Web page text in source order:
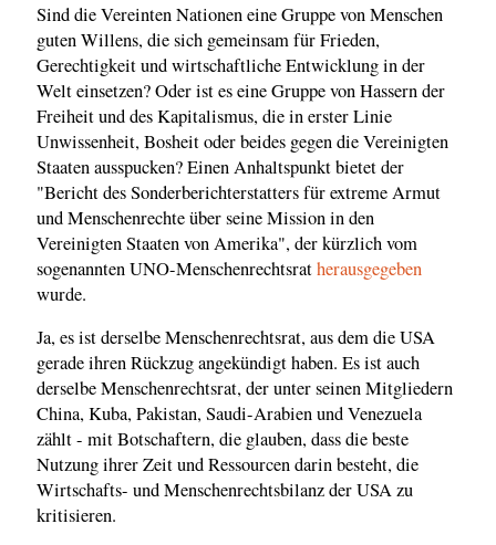
Sind die Vereinten Nationen eine Gruppe von Menschen
guten Willens, die sich gemeinsam für Frieden,
Gerechtigkeit und wirtschaftliche Entwicklung in der
Welt einsetzen? Oder ist es eine Gruppe von Hassern der
Freiheit und des Kapitalismus, die in erster Linie
Unwissenheit, Bosheit oder beides gegen die Vereinigten
Staaten ausspucken? Einen Anhaltspunkt bietet der
"Bericht des Sonderberichterstatters für extreme Armut
und Menschenrechte über seine Mission in den
Vereinigten Staaten von Amerika", der kürzlich vom
sogenannten UNO-Menschenrechtsratherausgegeben
wurde.
Ja, es ist derselbe Menschenrechtsrat, aus dem die USA
gerade ihren Rückzug angekündigt haben. Es ist auch
derselbe Menschenrechtsrat, der unter seinen Mitgliedern
China, Kuba, Pakistan, Saudi-Arabien und Venezuela
zählt - mit Botschaftern, die glauben, dass die beste
Nutzung ihrer Zeit und Ressourcen darin besteht, die
Wirtschafts- und Menschenrechtsbilanz der USA zu
kritisieren.